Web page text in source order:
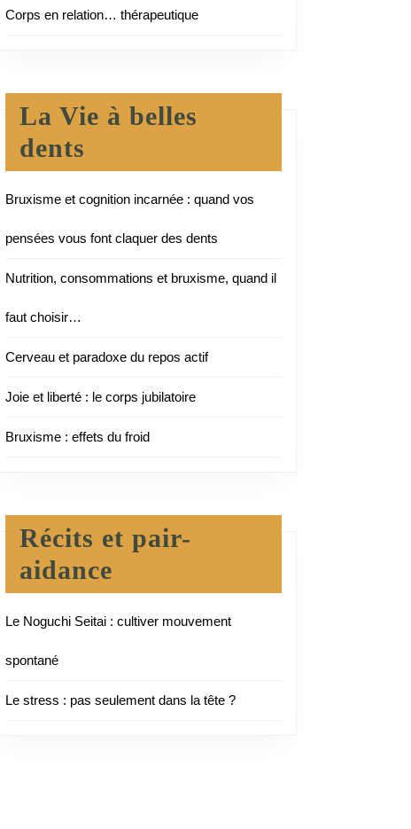
:
Corps en relation… thérapeutique
La Vie à belles
dents
Bruxisme et cognition incarnée : quand vos
pensées vous font claquer des dents
Nutrition, consommations et bruxisme, quand il
faut choisir…
Cerveau et paradoxe du repos actif
Joie et liberté : le corps jubilatoire
Bruxisme : effets du froid
Récits et pair-
aidance
Le Noguchi Seitai : cultiver mouvement
spontané
Le stress : pas seulement dans la tête ?